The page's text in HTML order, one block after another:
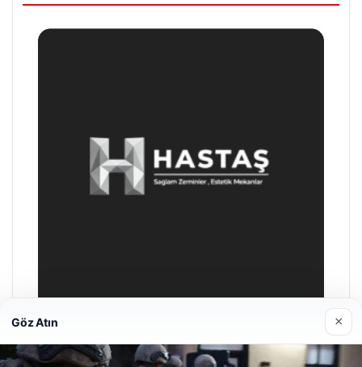
Enes Kaplan Avukatlık Bürosu
Göz Atın ×